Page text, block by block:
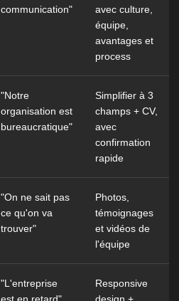
communication"
avec culture,
équipe,
avantages et
process
"Notre
organisation est
bureaucratique"
Simplifier à 3
champs + CV,
avec
confirmation
rapide
"On ne sait pas
ce qu'on va
trouver"
Photos,
témoignages
et vidéos de
l'équipe
"L'entreprise
Responsive